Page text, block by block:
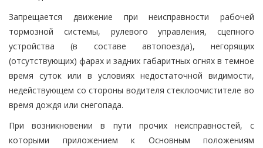
Запрещается движение при неисправности рабочей
тормозной системы, рулевого управления, сцепного
устройства (в составе автопоезда), негорящих
(отсутствующих) фарах и задних габаритных огнях в темное
время суток или в условиях недостаточной видимости,
недействующем со стороны водителя стеклоочистителе во
время дождя или снегопада.
При возникновении в пути прочих неисправностей, с
которыми приложением к Основным положениям